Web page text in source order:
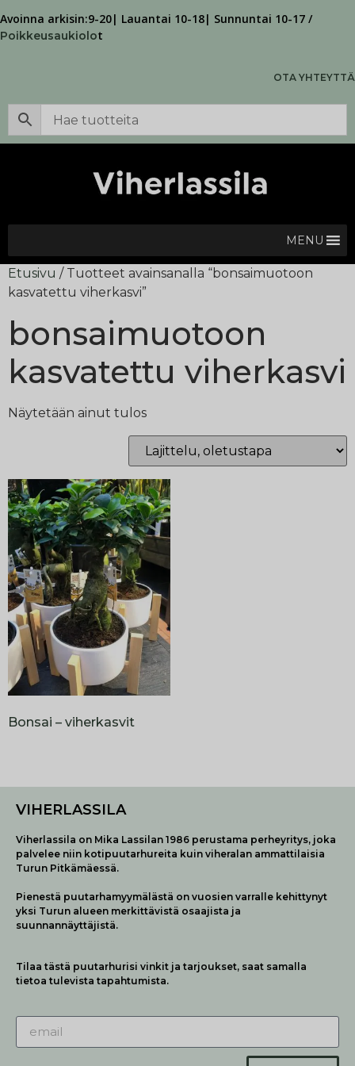
Avoinna arkisin:9-20| Lauantai 10-18| Sunnuntai 10-17 /
Poikkeusaukiolot
OTA YHTEYTTÄ
MENU
Etusivu / Tuotteet avainsanalla “bonsaimuotoon
kasvatettu viherkasvi”
bonsaimuotoon
kasvatettu viherkasvi
Näytetään ainut tulos
Bonsai – viherkasvit
VIHERLASSILA
Viherlassila on Mika Lassilan 1986 perustama perheyritys, joka
palvelee niin kotipuutarhureita kuin viheralan ammattilaisia
Turun Pitkämäessä.
Pienestä puutarhamyymälästä on vuosien varralle kehittynyt
yksi Turun alueen merkittävistä osaajista ja
suunnannäyttäjistä.
Tilaa tästä puutarhurisi vinkit ja tarjoukset, saat samalla
tietoa tulevista tapahtumista.